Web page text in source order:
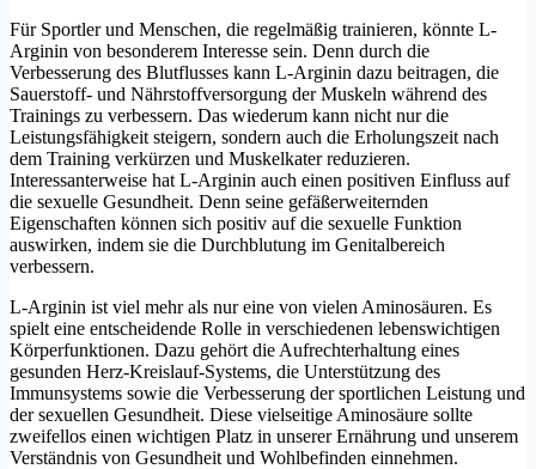
Für Sportler und Menschen, die regelmäßig trainieren, könnte L-
Arginin von besonderem Interesse sein. Denn durch die
Verbesserung des Blutflusses kann L-Arginin dazu beitragen, die
Sauerstoff- und Nährstoffversorgung der Muskeln während des
Trainings zu verbessern. Das wiederum kann nicht nur die
Leistungsfähigkeit steigern, sondern auch die Erholungszeit nach
dem Training verkürzen und Muskelkater reduzieren.
Interessanterweise hat L-Arginin auch einen positiven Einfluss auf
die sexuelle Gesundheit. Denn seine gefäßerweiternden
Eigenschaften können sich positiv auf die sexuelle Funktion
auswirken, indem sie die Durchblutung im Genitalbereich
verbessern.
L-Arginin ist viel mehr als nur eine von vielen Aminosäuren. Es
spielt eine entscheidende Rolle in verschiedenen lebenswichtigen
Körperfunktionen. Dazu gehört die Aufrechterhaltung eines
gesunden Herz-Kreislauf-Systems, die Unterstützung des
Immunsystems sowie die Verbesserung der sportlichen Leistung und
der sexuellen Gesundheit. Diese vielseitige Aminosäure sollte
zweifellos einen wichtigen Platz in unserer Ernährung und unserem
Verständnis von Gesundheit und Wohlbefinden einnehmen.